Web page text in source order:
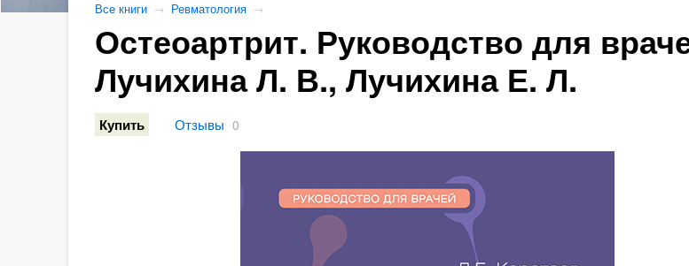
Все книги → Ревматология →
Остеоартрит. Руководство для
Лучихина Л. В., Лучихина Е. Л.
Купить Отзывы 0